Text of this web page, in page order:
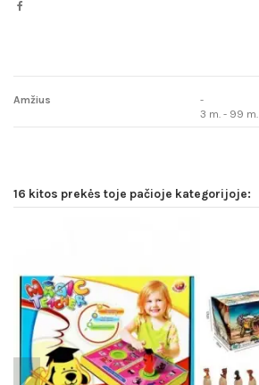
Amžius
-
3 m. - 99 m.
16 kitos prekės toje pačioje kategorijoje: